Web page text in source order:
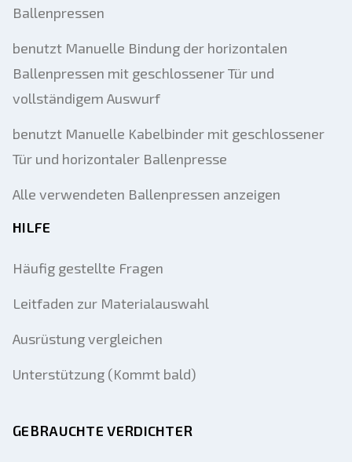
Ballenpressen
benutzt Manuelle Bindung der horizontalen
Ballenpressen mit geschlossener Tür und
vollständigem Auswurf
benutzt Manuelle Kabelbinder mit geschlossener
Tür und horizontaler Ballenpresse
Alle verwendeten Ballenpressen anzeigen
HILFE
Häufig gestellte Fragen
Leitfaden zur Materialauswahl
Ausrüstung vergleichen
Unterstützung (Kommt bald)
GEBRAUCHTE VERDICHTER